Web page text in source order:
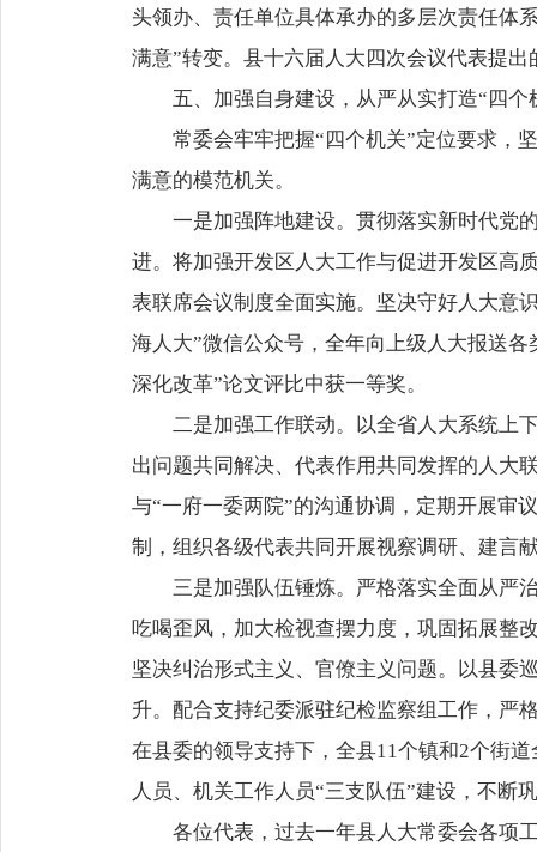
头领办、责任单位具体承办的多层次责任体
满意”转变。县十六届人大四次会议代表提
五、加强自身建设，从严从实打造“四个
常委会牢牢把握“四个机关”定位要求，
满意的模范机关。
一是加强阵地建设。贯彻落实新时代党
进。将加强开发区人大工作与促进开发区高
表联席会议制度全面实施。坚决守好人大意
海人大”微信公众号，全年向上级人大报送
深化改革”论文评比中获一等奖。
二是加强工作联动。以全省人大系统上
出问题共同解决、代表作用共同发挥的人大
与“一府一委两院”的沟通协调，定期开展审
制，组织各级代表共同开展视察调研、建言
三是加强队伍锤炼。严格落实全面从严
吃喝歪风，加大检视查摆力度，巩固拓展整
坚决纠治形式主义、官僚主义问题。以县委
升。配合支持纪委派驻纪检监察组工作，严
在县委的领导支持下，全县11个镇和2个街
人员、机关工作人员“三支队伍”建设，不断
各位代表，过去一年县人大常委会各项